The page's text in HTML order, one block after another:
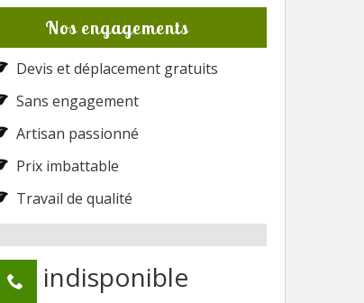
Nos engagements
Devis et déplacement gratuits
Sans engagement
Artisan passionné
Prix imbattable
Travail de qualité
indisponible